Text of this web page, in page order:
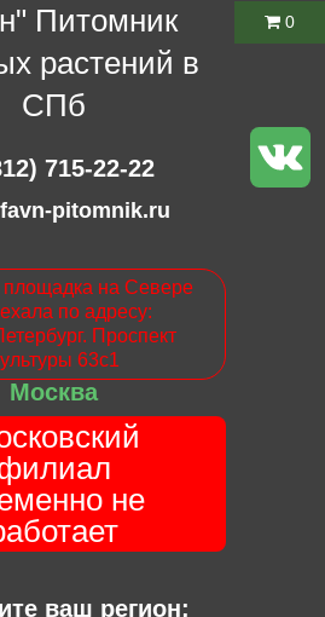
Питомник
растений в
СПб
715-22-22
pitomnik.ru
площадка на Севере
по адресу:
Проспект
63с1
Москва
не
ваш регион:
0